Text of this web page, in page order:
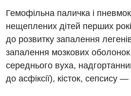
Відгуки
Відео
Інструментальна діагностика
Комп’ютерна томографія
Магнітно-резонансна
Мамографія
Відділення невідкладних станів
Відділення інтенсивної терапії
Гінекологічне відділення
Денний стаціонар
Декларування
Гемофільна паличка і
нещеплених дітей перших
до розвитку запалення
запалення мозкових
середнього вуха,
до асфіксії), кісток, сепсису